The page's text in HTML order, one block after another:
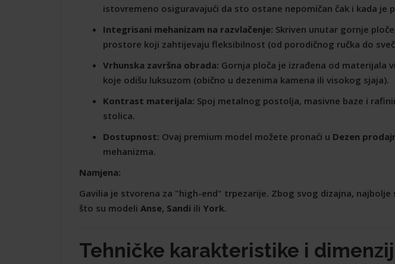
istovremeno osiguravajući da sto ostane nepomičan čak i kada je
Integrisani mehanizam na razvlačenje: Skriven unutar gornje
prostore koji zahtijevaju fleksibilnost (od porodičnog ručka do
Vrhunska završna obrada: Gornja ploča je izrađena od
koje odišu luksuzom (obično u dezenima kamena ili visokog sjaja).
Kontrast materijala: Spoj metalnog postolja, masivne baze i
stolica.
Dostupnost: Ovaj premium model možete pronaći u Dezen
mehanizma.
Namjena:
Gavilia je stvorena za "high-end" trpezarije. Zbog svog dizajna,
što su modeli Anse, Sandi ili York.
Tehničke karakteristike i